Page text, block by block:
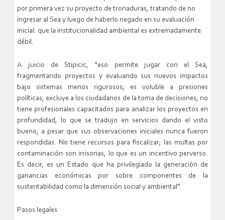
por primera vez su proyecto de tronaduras, tratando de no
ingresar al Sea y luego de haberlo negado en su evaluación
inicial: que la institucionalidad ambiental es extremadamente
débil.
A juicio de Stipicic, “eso permite jugar con el Sea,
fragmentando proyectos y evaluando sus nuevos impactos
bajo sistemas menos rigurosos; es voluble a presiones
políticas; excluye a los ciudadanos de la toma de decisiones; no
tiene profesionales capacitados para analizar los proyectos en
profundidad, lo que se tradujo en servicios dando el visto
bueno, a pesar que sus observaciones iniciales nunca fueron
respondidas. No tiene recursos para fiscalizar; las multas por
contaminación son irrisorias, lo que es un incentivo perverso.
Es decir, es un Estado que ha privilegiado la generación de
ganancias económicas por sobre componentes de la
sustentabilidad como la dimensión social y ambiental”.
Pasos legales